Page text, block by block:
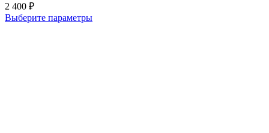
2 400 ₽
Выберите параметры